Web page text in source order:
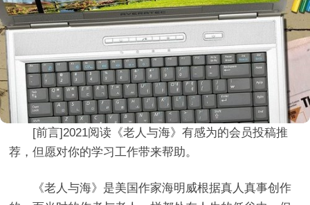
[前言]2021阅读《老人与海》有感为的会员投稿推
荐，但愿对你的学习工作带来帮助。
《老人与海》是美国作家海明威根据真人真事创作